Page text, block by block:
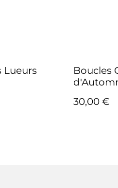
Lueurs
Boucles
30,00 €